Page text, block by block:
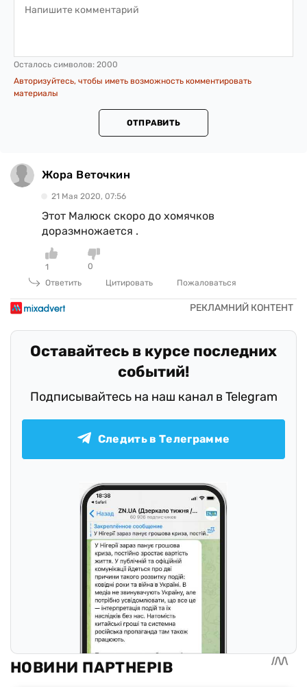
Осталось символов: 2000
Авторизуйтесь, чтобы иметь возможность комментировать
материалы
ОТПРАВИТЬ
Жора Веточкин
21 Мая 2020, 07:56
Этот Малюск скоро до хомячков
доразмножается .
1
0
Ответить
Цитировать Пожаловаться
Оставайтесь в курсе последних
событий!
Подписывайтесь на наш канал в Telegram
Следить в Телеграмме